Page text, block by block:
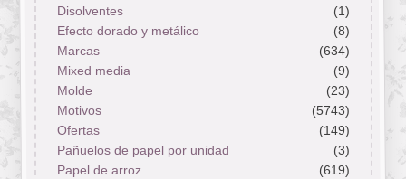
Disolventes
(1)
Efecto dorado y metálico
(8)
Marcas
(634)
Mixed media
(9)
Molde
(23)
Motivos
(5743)
Ofertas
(149)
Pañuelos de papel por unidad
(3)
Papel de arroz
(619)